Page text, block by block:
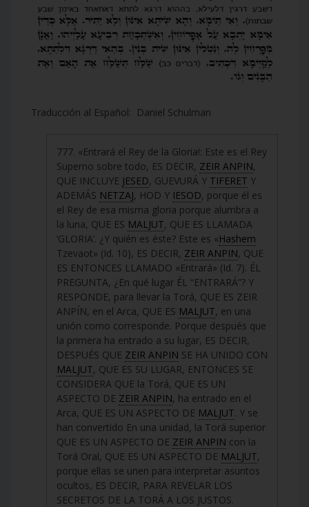
Traducción al Español: Daniel Schulman
777. «Entrará el Rey de la Gloria!: Este es el Rey
Superno sobre todo, ES DECIR, ZEIR ANPIN,
QUE INCLUYE JESED, GUEVURÁ Y TIFERET Y
ADEMÁS NETZAJ, HOD Y IESOD, porque él es
el Rey de esa misma gloria porque alumbra a
la luna, QUE ES MALJUT, QUE ES LLAMADA
‘GLORIA’. ¿Y quién es éste? Este es «Hashem
Tzevaot» (Id. 10), ES DECIR, ZEIR ANPIN, QUE
ES ENTONCES LLAMADO «Entrará» (Id. 7). ÉL
PREGUNTA, ¿En qué lugar ÉL “ENTRARÁ”? Y
RESPONDE, para llevar la Torá, QUE ES ZEIR
ANPÍN, en el Arca, QUE ES MALJUT, en una
unión como corresponde. Porque después que
la primera ha entrado a su lugar, ES DECIR,
DESPUÉS QUE ZEIR ANPIN SE HA UNIDO CON
MALJUT, QUE ES SU LUGAR, ENTONCES SE
CONSIDERA QUE la Torá, QUE ES UN
ASPECTO DE ZEIR ANPIN, ha entrado en el
Arca, QUE ES UN ASPECTO DE MALJUT. Y se
han convertido En una unidad, la Torá superior
QUE ES UN ASPECTO DE ZEIR ANPIN con la
Torá Oral, QUE ES UN ASPECTO DE MALJUT,
porque ellas se unen para interpretar asuntos
ocultos, ES DECIR, PARA REVELAR LOS
SECRETOS DE LA TORÁ A LOS JUSTOS.